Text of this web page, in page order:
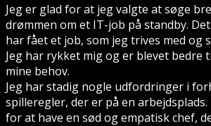
Jeg er glad for at jeg valgte at søge
drømmen om et IT-job på standby.
har fået et job, som jeg trives med og
Jeg har rykket mig og er blevet bedre
mine behov.
Jeg har stadig nogle udfordringer i
spilleregler, der er på en
for at have en sød og empatisk chef,